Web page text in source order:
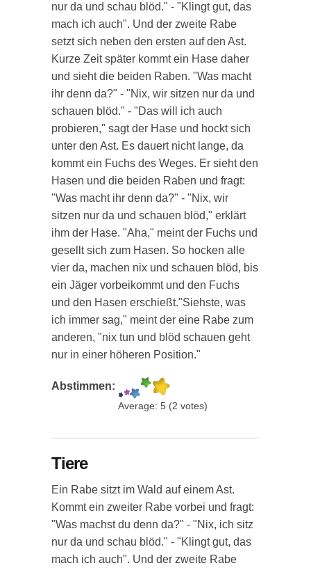
nur da und schau blöd." - "Klingt gut, das
mach ich auch". Und der zweite Rabe
setzt sich neben den ersten auf den Ast.
Kurze Zeit später kommt ein Hase daher
und sieht die beiden Raben. "Was macht
ihr denn da?" - "Nix, wir sitzen nur da und
schauen blöd." - "Das will ich auch
probieren," sagt der Hase und hockt sich
unter den Ast. Es dauert nicht lange, da
kommt ein Fuchs des Weges. Er sieht den
Hasen und die beiden Raben und fragt:
"Was macht ihr denn da?" - "Nix, wir
sitzen nur da und schauen blöd," erklärt
ihm der Hase. "Aha," meint der Fuchs und
gesellt sich zum Hasen. So hocken alle
vier da, machen nix und schauen blöd, bis
ein Jäger vorbeikommt und den Fuchs
und den Hasen erschießt."Siehste, was
ich immer sag," meint der eine Rabe zum
anderen, "nix tun und blöd schauen geht
nur in einer höheren Position."
Abstimmen:
Average: 5 (2 votes)
Tiere
Ein Rabe sitzt im Wald auf einem Ast.
Kommt ein zweiter Rabe vorbei und fragt:
"Was machst du denn da?" - "Nix, ich sitz
nur da und schau blöd." - "Klingt gut, das
mach ich auch". Und der zweite Rabe